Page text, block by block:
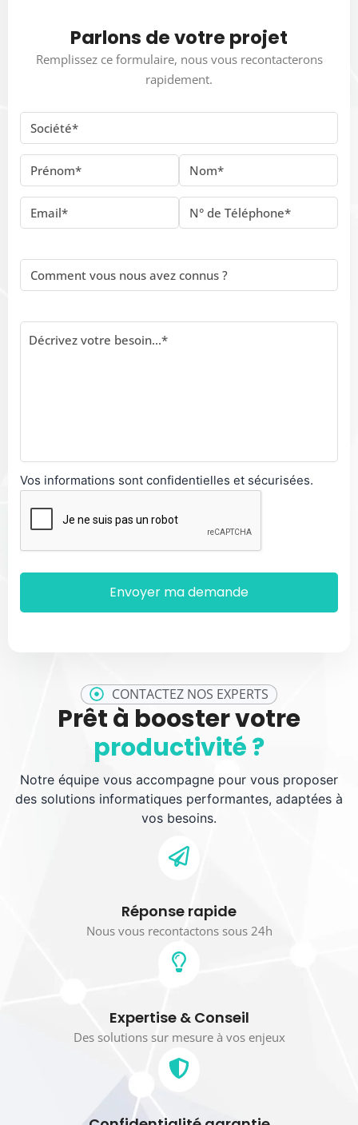
CONTACTEZ NOS EXPERTS
Prêt à booster votre
productivité ?
Notre équipe vous accompagne pour vous proposer
des solutions informatiques performantes, adaptées à
vos besoins.
Réponse rapide
Nous vous recontactons sous 24h
Expertise & Conseil
Des solutions sur mesure à vos enjeux
Parlons de votre projet
Remplissez ce formulaire, nous vous recontacterons
rapidement.
Vos informations sont confidentielles et sécurisées.